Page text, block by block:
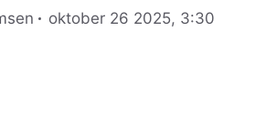
oktober 26 2025, 3:30